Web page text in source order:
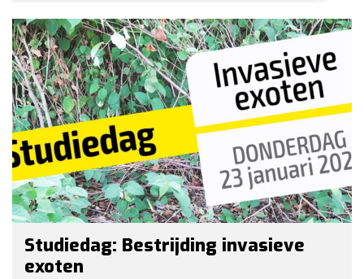
Studiedag: Bestrijding invasieve
exoten